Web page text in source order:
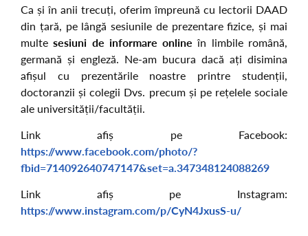
Ca și în anii trecuți, oferim împreună cu lectorii DAAD
din țară, pe lângă sesiunile de prezentare fizice, și mai
multesesiuni de informare onlineîn limbile română,
germană și engleză. Ne-am bucura dacă ați disimina
afișul cu prezentările noastre printre studenții,
doctoranzii și colegii Dvs. precum și pe rețelele sociale
ale universității/facultății.
Link afiș pe Facebook:
https://www.facebook.com/photo/?
fbid=714092640747147&set=a.347348124088269
Link afiș pe Instagram:
https://www.instagram.com/p/CyN4JxusS-u/